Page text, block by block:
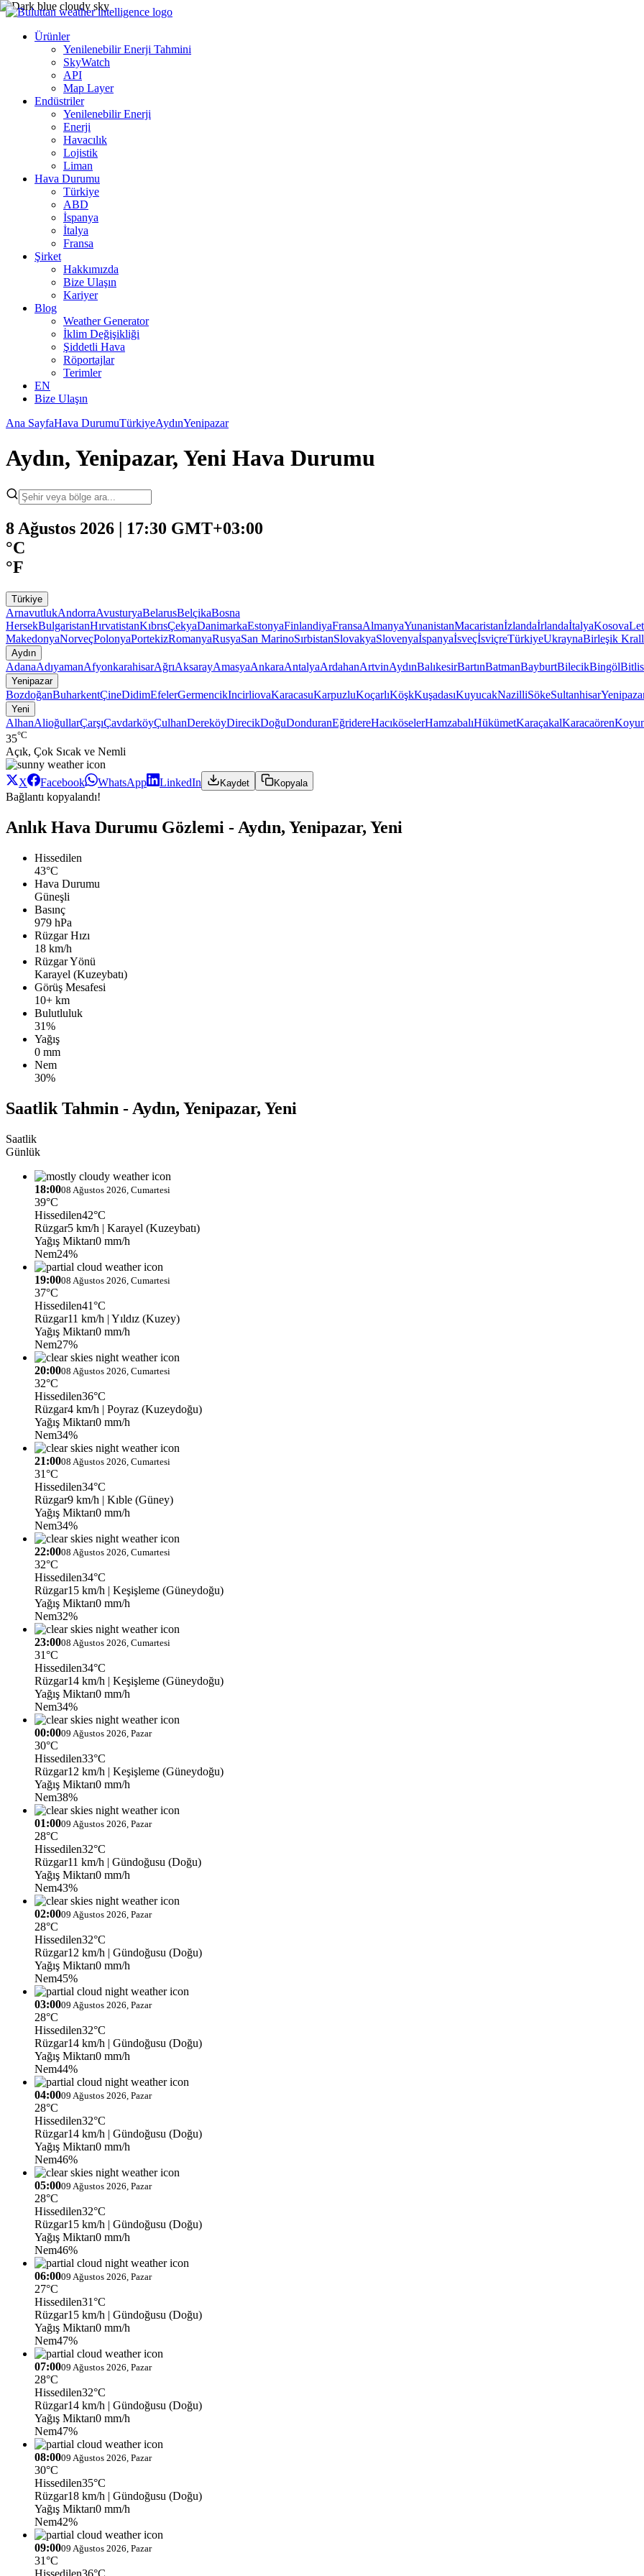
Ürünler
Yenilenebilir Enerji Tahmini
SkyWatch
API
Map Layer
Endüstriler
Yenilenebilir Enerji
Enerji
Havacılık
Lojistik
Liman
Hava Durumu
Türkiye
ABD
İspanya
İtalya
Fransa
Şirket
Hakkımızda
Bize Ulaşın
Kariyer
Blog
Weather Generator
İklim Değişikliği
Şiddetli Hava
Röportajlar
Terimler
EN
Bize Ulaşın
Ana SayfaHava DurumuTürkiyeAydınYenipazar
Aydın, Yenipazar, Yeni Hava Durumu
8 Ağustos 2026 | 17:30 GMT+03:00
°C
°F
Türkiye
ArnavutlukAndorraAvusturyaBelarusBelçikaBosna
HersekBulgaristanHırvatistanKıbrısÇekyaDanimarkaEstonyaFinlandiyaFransaAlmanyaYunanistanMacaristanİzlandaİrlandaİtalyaKosova
MakedonyaNorveçPolonyaPortekizRomanyaRusyaSan MarinoSırbistanSlovakyaSlovenyaİspanyaİsveçİsviçreTürkiyeUkraynaBirleşik
Aydın
AdanaAdıyamanAfyonkarahisarAğrıAksarayAmasyaAnkaraAntalyaArdahanArtvinAydınBalıkesirBartınBatmanBayburtBilecikBingölBitlis
Yenipazar
BozdoğanBuharkentÇineDidimEfelerGermencikIncirliovaKaracasuKarpuzluKoçarlıKöşkKuşadasıKuyucakNazilliSökeSultanhisar
Yeni
AlhanAlioğullarÇarşıÇavdarköyÇulhanDereköyDirecikDoğuDonduranEğridereHacıköselerHamzabalıHükümetKaraçakalKaracaören
35°C
Açık, Çok Sıcak ve Nemli
X Facebook WhatsApp LinkedIn Kaydet Kopyala
Bağlantı kopyalandı!
Anlık Hava Durumu Gözlemi - Aydın, Yenipazar, Yeni
Hissedilen
43°C
Hava Durumu
Güneşli
Basınç
979 hPa
Rüzgar Hızı
18 km/h
Rüzgar Yönü
Karayel (Kuzeybatı)
Görüş Mesafesi
10+ km
Bulutluluk
31%
Yağış
0 mm
Nem
30%
Saatlik Tahmin - Aydın, Yenipazar, Yeni
Saatlik
Günlük
18:0008 Ağustos 2026, Cumartesi
39°C
Hissedilen42°C
Rüzgar5 km/h | Karayel (Kuzeybatı)
Yağış Miktarı0 mm/h
Nem24%
19:0008 Ağustos 2026, Cumartesi
37°C
Hissedilen41°C
Rüzgar11 km/h | Yıldız (Kuzey)
Yağış Miktarı0 mm/h
Nem27%
20:0008 Ağustos 2026, Cumartesi
32°C
Hissedilen36°C
Rüzgar4 km/h | Poyraz (Kuzeydoğu)
Yağış Miktarı0 mm/h
Nem34%
21:0008 Ağustos 2026, Cumartesi
31°C
Hissedilen34°C
Rüzgar9 km/h | Kıble (Güney)
Yağış Miktarı0 mm/h
Nem34%
22:0008 Ağustos 2026, Cumartesi
32°C
Hissedilen34°C
Rüzgar15 km/h | Keşişleme (Güneydoğu)
Yağış Miktarı0 mm/h
Nem32%
23:0008 Ağustos 2026, Cumartesi
31°C
Hissedilen34°C
Rüzgar14 km/h | Keşişleme (Güneydoğu)
Yağış Miktarı0 mm/h
Nem34%
00:0009 Ağustos 2026, Pazar
30°C
Hissedilen33°C
Rüzgar12 km/h | Keşişleme (Güneydoğu)
Yağış Miktarı0 mm/h
Nem38%
01:0009 Ağustos 2026, Pazar
28°C
Hissedilen32°C
Rüzgar11 km/h | Gündoğusu (Doğu)
Yağış Miktarı0 mm/h
Nem43%
02:0009 Ağustos 2026, Pazar
28°C
Hissedilen32°C
Rüzgar12 km/h | Gündoğusu (Doğu)
Yağış Miktarı0 mm/h
Nem45%
03:0009 Ağustos 2026, Pazar
28°C
Hissedilen32°C
Rüzgar14 km/h | Gündoğusu (Doğu)
Yağış Miktarı0 mm/h
Nem44%
04:0009 Ağustos 2026, Pazar
28°C
Hissedilen32°C
Rüzgar14 km/h | Gündoğusu (Doğu)
Yağış Miktarı0 mm/h
Nem46%
05:0009 Ağustos 2026, Pazar
28°C
Hissedilen32°C
Rüzgar15 km/h | Gündoğusu (Doğu)
Yağış Miktarı0 mm/h
Nem46%
06:0009 Ağustos 2026, Pazar
27°C
Hissedilen31°C
Rüzgar15 km/h | Gündoğusu (Doğu)
Yağış Miktarı0 mm/h
Nem47%
07:0009 Ağustos 2026, Pazar
28°C
Hissedilen32°C
Rüzgar14 km/h | Gündoğusu (Doğu)
Yağış Miktarı0 mm/h
Nem47%
08:0009 Ağustos 2026, Pazar
30°C
Hissedilen35°C
Rüzgar18 km/h | Gündoğusu (Doğu)
Yağış Miktarı0 mm/h
Nem42%
09:0009 Ağustos 2026, Pazar
31°C
Hissedilen36°C